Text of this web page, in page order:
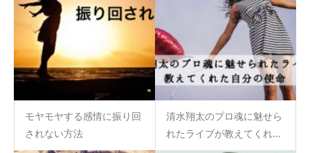
モヤモヤする感情に振り回
されない方法
清水翔太のプロ魂に魅せら
れたライブが教えてくれ...